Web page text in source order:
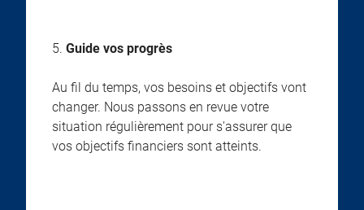
5. Guide vos progrès
Au fil du temps, vos besoins et objectifs vont
changer. Nous passons en revue votre
situation régulièrement pour s'assurer que
vos objectifs financiers sont atteints.